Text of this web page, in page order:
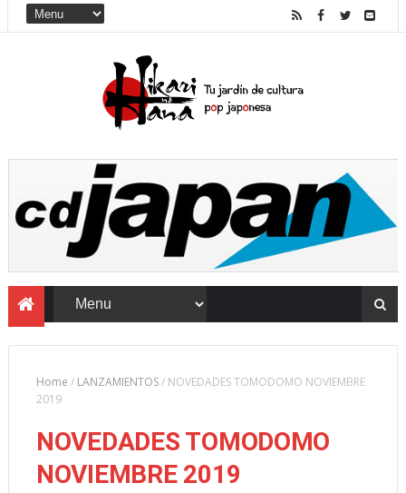
Home / LANZAMIENTOS/ NOVEDADES TOMODOMO NOVIEMBRE
2019
NOVEDADES TOMODOMO
NOVIEMBRE 2019